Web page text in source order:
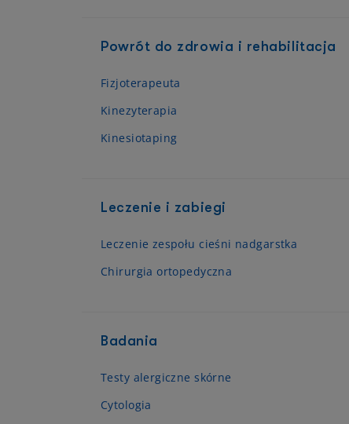
Powrót do zdrowia i rehabilitacja
Fizjoterapeuta
Kinezyterapia
Kinesiotaping
Leczenie i zabiegi
Leczenie zespołu cieśni nadgarstka
Chirurgia ortopedyczna
Badania
Testy alergiczne skórne
Cytologia